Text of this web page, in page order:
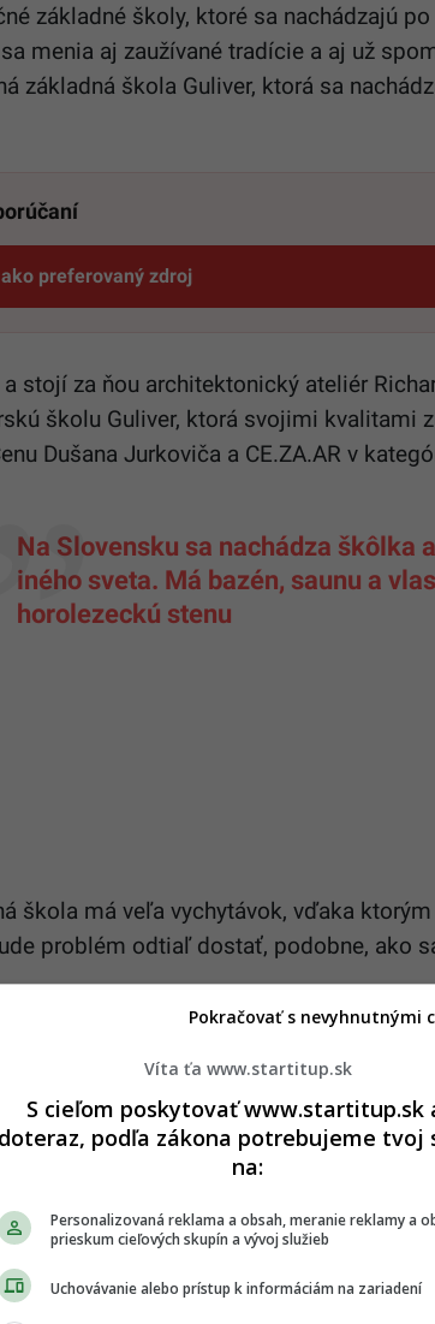
základné školy, ktoré sa nachádzajú po
menia aj zaužívané tradície a aj už
základná škola Guliver, ktorá sa
preferovaný zdroj
Startitup, odkaz sa otvorí v novom okne
stojí za ňou architektonický ateliér
školu Guliver, ktorá svojimi kvalitami
Dušana Jurkoviča a CE.ZA.AR v
Na Slovensku sa nachádza škôlka
iného sveta. Má bazén, saunu a
horolezeckú stenu
škola má veľa vychytávok, vďaka
problém odtiaľ dostať, podobne, ako
postavám na stenách herní a
edukačnej striedmosti doplnenej
medzi schodiskom a šatňou, po ktorej
cestu.Fun-faktor vložený do tohto
školy, keď viacerí rodičia mali
odišli domov,“
povedal vtedy architekt
Víta ťa www.startitup.sk
S cieľom poskytovať www.startitup.sk
doteraz, podľa zákona potrebujeme tvoj
na:
Personalizovaná reklama a obsah, meranie reklamy a
prieskum cieľových skupín a vývoj služieb
Uchovávanie alebo prístup k informáciám na zariadení
Pokračovať s nevyhnutnými